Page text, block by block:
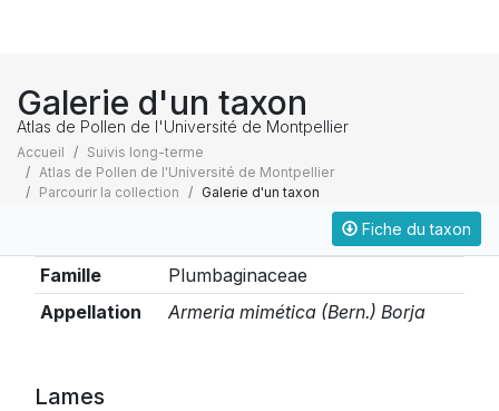
Galerie d'un taxon
Atlas de Pollen de l'Université de Montpellier
Accueil
Suivis long-terme
Atlas de Pollen de l'Université de Montpellier
Parcourir la collection
Galerie d'un taxon
Fiche du taxon
Famille
Plumbaginaceae
Appellation
Armeria mimética (Bern.) Borja
Lames